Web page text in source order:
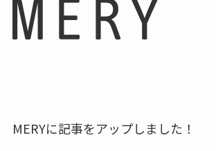
MERYに記事をアップしました！